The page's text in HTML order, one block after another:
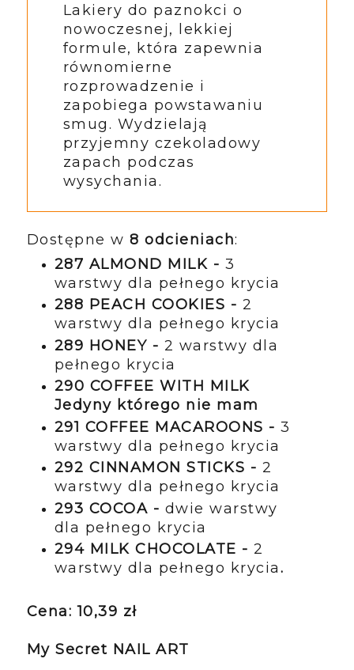
Lakiery do paznokci o
nowoczesnej, lekkiej
formule, która zapewnia
równomierne
rozprowadzenie i
zapobiega powstawaniu
smug. Wydzielają
przyjemny czekoladowy
zapach podczas
wysychania.
Dostępne w8 odcieniach:
287 ALMOND MILK - 3
warstwy dla pełnego krycia
288 PEACH COOKIES - 2
warstwy dla pełnego krycia
289 HONEY - 2 warstwy dla
pełnego krycia
290 COFFEE WITH MILK
Jedyny którego nie mam
291 COFFEE MACAROONS -3
warstwy dla pełnego krycia
292 CINNAMON STICKS - 2
warstwy dla pełnego krycia
293 COCOA - dwie warstwy
dla pełnego krycia
294 MILK CHOCOLATE -2
warstwy dla pełnego krycia.
Cena: 10,39 zł
My Secret NAIL ART